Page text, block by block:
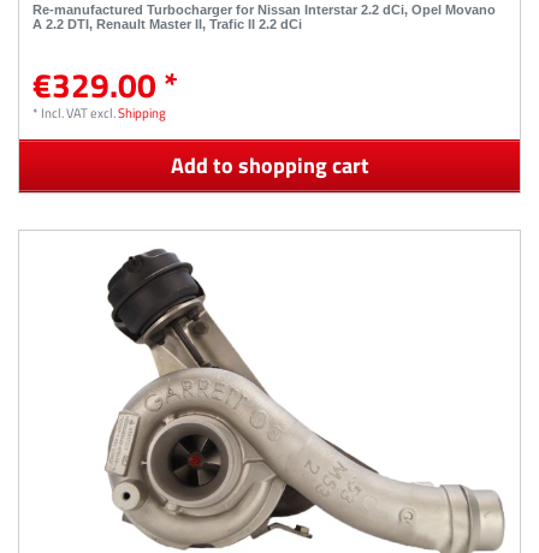
Re-manufactured Turbocharger for Nissan Interstar 2.2 dCi, Opel Movano
A 2.2 DTI, Renault Master II, Trafic II 2.2 dCi
€329.00 *
* Incl. VATexcl.Shipping
Add to shopping cart